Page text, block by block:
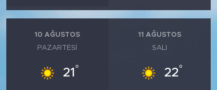
10 AĞUSTOS
PAZARTESI
21 °
11 AĞUSTOS
SALI
22°